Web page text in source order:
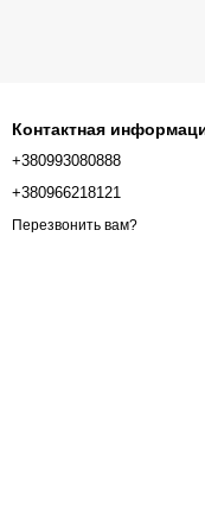
Контактная
+380993080888
+380966218121
Перезвонить вам?